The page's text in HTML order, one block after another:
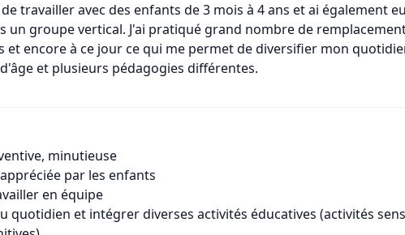
travailler avec des enfants de 3 mois à 4 ans et ai également
un groupe vertical. J'ai pratiqué grand nombre de
et encore à ce jour ce qui me permet de diversifier mon
et plusieurs pédagogies différentes.
minutieuse
par les enfants
en équipe
quotidien et intégrer diverses activités éducatives (activités